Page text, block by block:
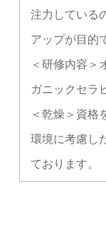
注力している
アップが目的
＜研修内容＞
ガニックセラ
＜乾燥＞資格
環境に考慮し
ております。